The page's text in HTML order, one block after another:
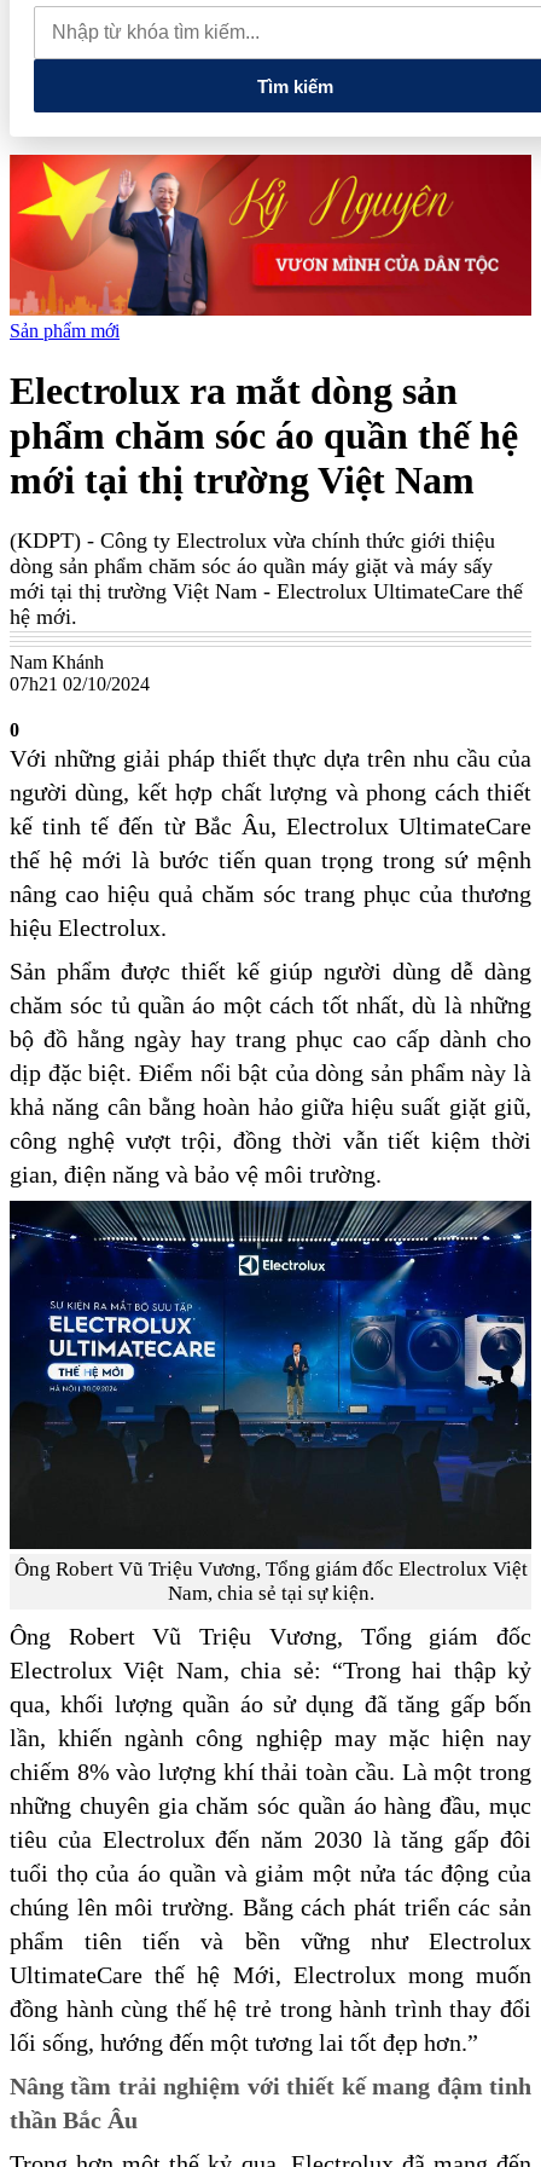
thăm Australia và New Zealand
Quốc hội tiếp tục thảo luận về
hai dự án luật liên quan đến lĩnh vực tài chính, ngân hàng
Tìm kiếm
Sản phẩm mới
Electrolux ra mắt dòng sản
phẩm chăm sóc áo quần thế hệ
mới tại thị trường Việt Nam
(KDPT) - Công ty Electrolux vừa chính thức giới thiệu
dòng sản phẩm chăm sóc áo quần máy giặt và máy sấy
mới tại thị trường Việt Nam - Electrolux UltimateCare thế
hệ mới.
Nam Khánh
07h21 02/10/2024
0
Với những giải pháp thiết thực dựa trên nhu cầu của
người dùng, kết hợp chất lượng và phong cách thiết
kế tinh tế đến từ Bắc Âu, Electrolux UltimateCare
thế hệ mới là bước tiến quan trọng trong sứ mệnh
nâng cao hiệu quả chăm sóc trang phục của thương
hiệu Electrolux.
Sản phẩm được thiết kế giúp người dùng dễ dàng
chăm sóc tủ quần áo một cách tốt nhất, dù là những
bộ đồ hằng ngày hay trang phục cao cấp dành cho
dịp đặc biệt. Điểm nổi bật của dòng sản phẩm này là
khả năng cân bằng hoàn hảo giữa hiệu suất giặt giũ,
công nghệ vượt trội, đồng thời vẫn tiết kiệm thời
gian, điện năng và bảo vệ môi trường.
Ông Robert Vũ Triệu Vương, Tổng giám đốc Electrolux Việt
Nam, chia sẻ tại sự kiện.
Ông Robert Vũ Triệu Vương, Tổng giám đốc
Electrolux Việt Nam, chia sẻ: “Trong hai thập kỷ
qua, khối lượng quần áo sử dụng đã tăng gấp bốn
lần, khiến ngành công nghiệp may mặc hiện nay
chiếm 8% vào lượng khí thải toàn cầu. Là một trong
những chuyên gia chăm sóc quần áo hàng đầu, mục
tiêu của Electrolux đến năm 2030 là tăng gấp đôi
tuổi thọ của áo quần và giảm một nửa tác động của
chúng lên môi trường. Bằng cách phát triển các sản
phẩm tiên tiến và bền vững như Electrolux
UltimateCare thế hệ Mới, Electrolux mong muốn
đồng hành cùng thế hệ trẻ trong hành trình thay đổi
lối sống, hướng đến một tương lai tốt đẹp hơn.”
Nâng tầm trải nghiệm với thiết kế mang đậm tinh
thần Bắc Âu